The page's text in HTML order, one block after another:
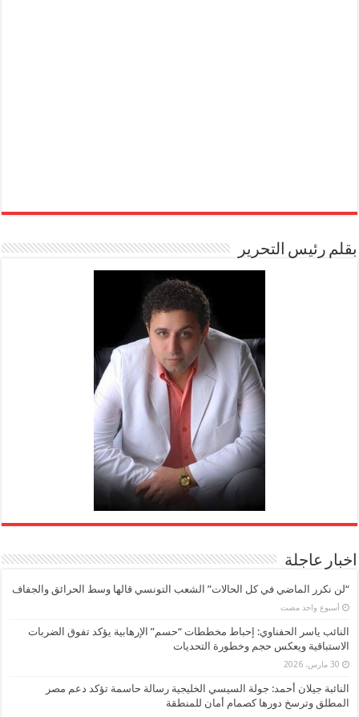
بقلم رئيس التحرير
اخبار عاجلة
“لن نكرر الماضي في كل الحالات” الشعب التونسي قالها وسط الحرائق والجفاف
‏أسبوع واحد مضت
النائب ياسر الحفناوي: إحباط مخططات “حسم” الإرهابية يؤكد تفوق الضربات
الاستباقية ويعكس حجم وخطورة التحديات
30 مارس، 2026
النائبة جيلان أحمد: جولة السيسي الخليجية رسالة حاسمة تؤكد دعم مصر
المطلق وترسخ دورها كصمام أمان للمنطقة